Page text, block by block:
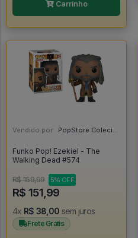
Carrinho
Vendido por: PopStore Colecionáveis - MG
Funko Pop! Ezekiel - The
Walking Dead #574
R$ 159,99 5% OFF
R$ 151,99
4x R$ 38,00 sem juros
Frete Grátis